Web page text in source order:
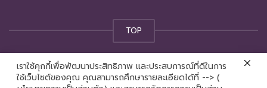
TOP
© คณะนิติศาสตร์ มหาวิทยาลัยเชียงใหม่ 2024
เราใช้คุกกี้เพื่อพัฒนาประสิทธิภาพ และประสบการณ์ที่ดีในการ
ใช้เว็บไซต์ของคุณ คุณสามารถศึกษารายละเอียดได้ที่ --> (